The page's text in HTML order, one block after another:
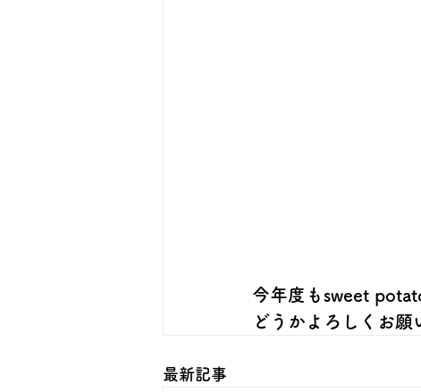
今年度もsweet
どうかよろしくお
最新記事